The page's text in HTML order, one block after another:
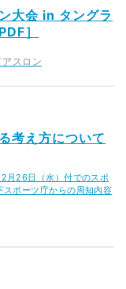
大会 in タングラ
］
スロン
考え方について
月26日（水）付でのスポ
ポーツ庁からの周知内容